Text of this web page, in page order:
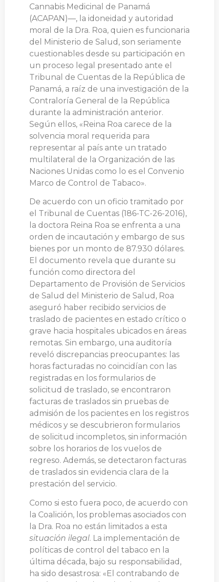
Cannabis Medicinal de Panamá
(ACAPAN)—, la idoneidad y autoridad
moral de la Dra. Roa, quien es funcionaria
del Ministerio de Salud, son seriamente
cuestionables desde su participación en
un proceso legal presentado ante el
Tribunal de Cuentas de la República de
Panamá, a raíz de una investigación de la
Contraloría General de la República
durante la administración anterior.
Según ellos, «Reina Roa carece de la
solvencia moral requerida para
representar al país ante un tratado
multilateral de la Organización de las
Naciones Unidas como lo es el Convenio
Marco de Control de Tabaco».
De acuerdo con un oficio tramitado por
el Tribunal de Cuentas (186-TC-26-2016),
la doctora Reina Roa se enfrenta a una
orden de incautación y embargo de sus
bienes por un monto de 87.930 dólares.
El documento revela que durante su
función como directora del
Departamento de Provisión de Servicios
de Salud del Ministerio de Salud, Roa
aseguró haber recibido servicios de
traslado de pacientes en estado crítico o
grave hacia hospitales ubicados en áreas
remotas. Sin embargo, una auditoría
reveló discrepancias preocupantes: las
horas facturadas no coincidían con las
registradas en los formularios de
solicitud de traslado, se encontraron
facturas de traslados sin pruebas de
admisión de los pacientes en los registros
médicos y se descubrieron formularios
de solicitud incompletos, sin información
sobre los horarios de los vuelos de
regreso. Además, se detectaron facturas
de traslados sin evidencia clara de la
prestación del servicio.
Como si esto fuera poco, de acuerdo con
la Coalición, los problemas asociados con
la Dra. Roa no están limitados a esta
situación ilegal. La implementación de
políticas de control del tabaco en la
última década, bajo su responsabilidad,
ha sido desastrosa: «El contrabando de